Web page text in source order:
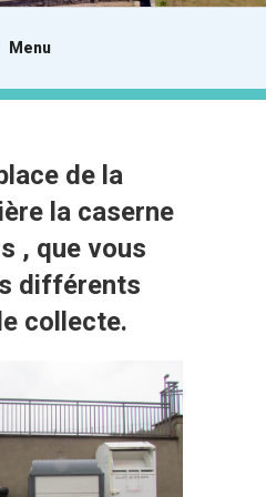
Menu
de la
la caserne
, que vous
différents
collecte.